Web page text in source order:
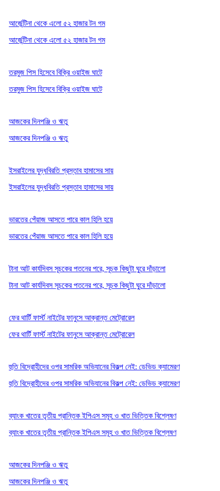
আর্জেন্টিনা থেকে এলো ৫২ হাজার টন গম
আর্জেন্টিনা থেকে এলো ৫২ হাজার টন গম
তরমুজ পিস হিসেবে বিক্রি ওয়াইজ ঘাটে
তরমুজ পিস হিসেবে বিক্রি ওয়াইজ ঘাটে
আজকের দিনপঞ্জি ও ঋতু
আজকের দিনপঞ্জি ও ঋতু
ইসরাইলের যুদ্ধবিরতি প্রস্তাব হামাসের সায়
ইসরাইলের যুদ্ধবিরতি প্রস্তাব হামাসের সায়
ভারতের পেঁয়াজ আসতে পারে কাল হিলি হয়ে
ভারতের পেঁয়াজ আসতে পারে কাল হিলি হয়ে
টানা আট কার্যদিবস সূচকের পতনের পরে, সূচক কিছুটা ঘু্রে দাঁড়ালো
টানা আট কার্যদিবস সূচকের পতনের পরে, সূচক কিছুটা ঘু্রে দাঁড়ালো
ফের থার্টি ফার্স্ট নাইটের ফানুসে আক্রান্ত মেট্রোরেল
ফের থার্টি ফার্স্ট নাইটের ফানুসে আক্রান্ত মেট্রোরেল
হুতি বিদ্রোহীদের ওপর সামরিক অভিযানের বিকল্প নেই: ডেভিড ক্যামেরণ
হুতি বিদ্রোহীদের ওপর সামরিক অভিযানের বিকল্প নেই: ডেভিড ক্যামেরণ
ব্যাংক খাতের তৃতীয় প্রান্তিক ইপিএস সমূহ ও খাত ভিত্তিক বিশ্লেষণ
ব্যাংক খাতের তৃতীয় প্রান্তিক ইপিএস সমূহ ও খাত ভিত্তিক বিশ্লেষণ
আজকের দিনপঞ্জি ও ঋতু
আজকের দিনপঞ্জি ও ঋতু